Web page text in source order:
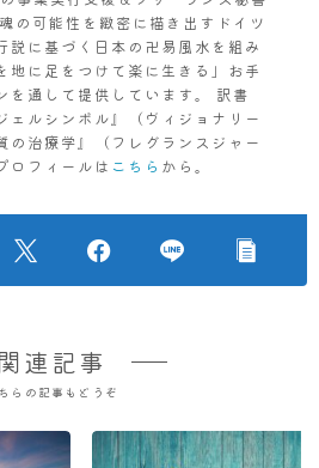
の可能性を緻密に描き出すドイツ
説に基づく日本の卍易風水を組み
地に足をつけて楽に生きる」お手
を通して提供しています。 訳書
ェルシンボル』（ヴィジョナリー
の治療学』（フレグランスジャー
ロフィールは こちら から。
関連記事
らの記事もどうぞ